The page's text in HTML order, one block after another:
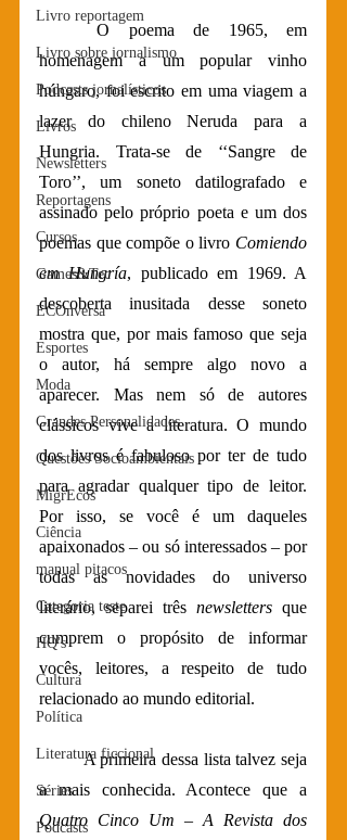
Livro reportagem
Livro sobre jornalismo
Podcasts jornalísticos
Livros
Newsletters
Reportagens
Cursos
Games&Tec
ECOnversa
Esportes
Moda
Grandes Personalidades
Questões Socioambientais
MigrEcos
Ciência
manual pitacos
Categoria teste
HQ's
Cultura
Política
Literatura ficcional
Séries
Podcasts
	O poema de 1965, em
homenagem a um popular vinho
húngaro, foi escrito em uma viagem a
lazer do chileno Neruda para a
Hungria. Trata-se de ‘‘Sangre de
Toro’’, um soneto datilografado e
assinado pelo próprio poeta e um dos
poemas que compõe o livro Comiendo
em Hungría, publicado em 1969. A
descoberta inusitada desse soneto
mostra que, por mais famoso que seja
o autor, há sempre algo novo a
aparecer. Mas nem só de autores
clássicos vive a literatura. O mundo
dos livros é fabuloso por ter de tudo
para agradar qualquer tipo de leitor.
Por isso, se você é um daqueles
apaixonados – ou só interessados – por
todas as novidades do universo
literário, separei três newsletters que
cumprem o propósito de informar
vocês, leitores, a respeito de tudo
relacionado ao mundo editorial.
	A primeira dessa lista talvez seja
Quatro Cinco Um – A Revista dos